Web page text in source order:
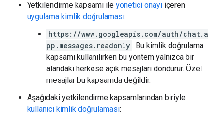
Yetkilendirme kapsamı ile yönetici onayı içeren
uygulama kimlik doğrulaması:
https://www.googleapis.com/auth/chat.a
pp.messages.readonly . Bu kimlik doğrulama
kapsamı kullanılırken bu yöntem yalnızca bir
alandaki herkese açık mesajları döndürür. Özel
mesajlar bu kapsamda değildir.
Aşağıdaki yetkilendirme kapsamlarından biriyle
kullanıcı kimlik doğrulaması: